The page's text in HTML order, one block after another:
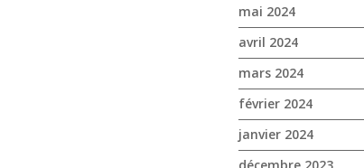
mai 2024
avril 2024
mars 2024
février 2024
janvier 2024